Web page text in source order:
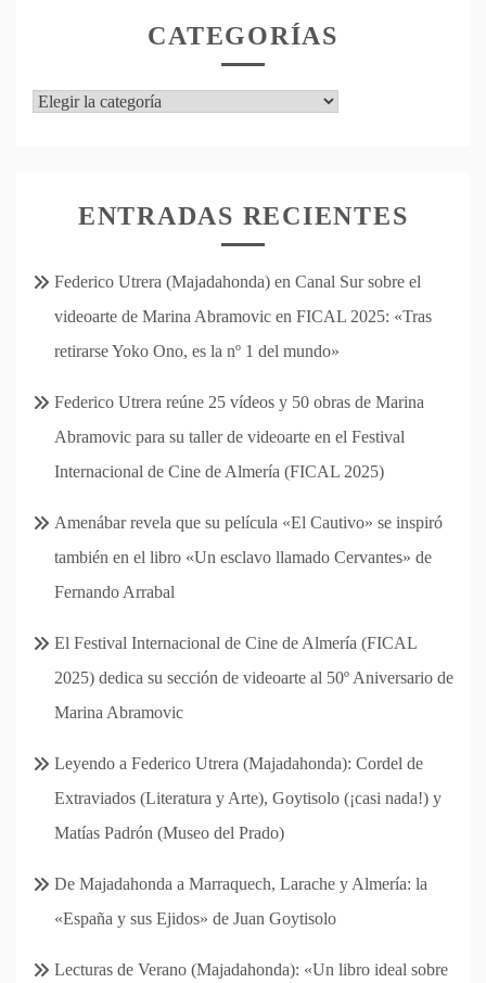
CATEGORÍAS
Categorías
ENTRADAS RECIENTES
Federico Utrera (Majadahonda) en Canal Sur sobre el
videoarte de Marina Abramovic en FICAL 2025: «Tras
retirarse Yoko Ono, es la nº 1 del mundo»
Federico Utrera reúne 25 vídeos y 50 obras de Marina
Abramovic para su taller de videoarte en el Festival
Internacional de Cine de Almería (FICAL 2025)
Amenábar revela que su película «El Cautivo» se inspiró
también en el libro «Un esclavo llamado Cervantes» de
Fernando Arrabal
El Festival Internacional de Cine de Almería (FICAL
2025) dedica su sección de videoarte al 50º Aniversario de
Marina Abramovic
Leyendo a Federico Utrera (Majadahonda): Cordel de
Extraviados (Literatura y Arte), Goytisolo (¡casi nada!) y
Matías Padrón (Museo del Prado)
De Majadahonda a Marraquech, Larache y Almería: la
«España y sus Ejidos» de Juan Goytisolo
Lecturas de Verano (Majadahonda): «Un libro ideal sobre